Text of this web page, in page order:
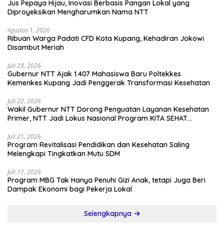
Jus Pepaya Hijau, Inovasi Berbasis Pangan Lokal yang
Diproyeksikan Mengharumkan Nama NTT
Agustus 1, 2026
Ribuan Warga Padati CFD Kota Kupang, Kehadiran Jokowi
Disambut Meriah
Juli 28, 2026
Gubernur NTT Ajak 1.407 Mahasiswa Baru Poltekkes
Kemenkes Kupang Jadi Penggerak Transformasi Kesehatan
Juli 22, 2026
Wakil Gubernur NTT Dorong Penguatan Layanan Kesehatan
Primer, NTT Jadi Lokus Nasional Program KITA SEHAT
Juli 21, 2026
Program Revitalisasi Pendidikan dan Kesehatan Saling
Melengkapi Tingkatkan Mutu SDM
Juli 17, 2026
Program MBG Tak Hanya Penuhi Gizi Anak, tetapi Juga Beri
Dampak Ekonomi bagi Pekerja Lokal
Selengkapnya